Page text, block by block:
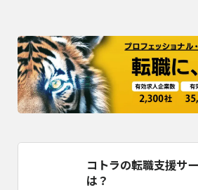
コトラの転職支援サ
は？